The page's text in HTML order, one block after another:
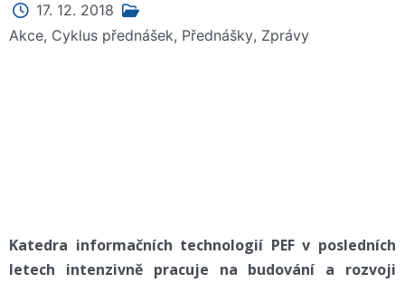
17. 12. 2018
Akce, Cyklus přednášek, Přednášky, Zprávy
Katedra informačních technologií PEF v posledních
letech intenzivně pracuje na budování a rozvoji